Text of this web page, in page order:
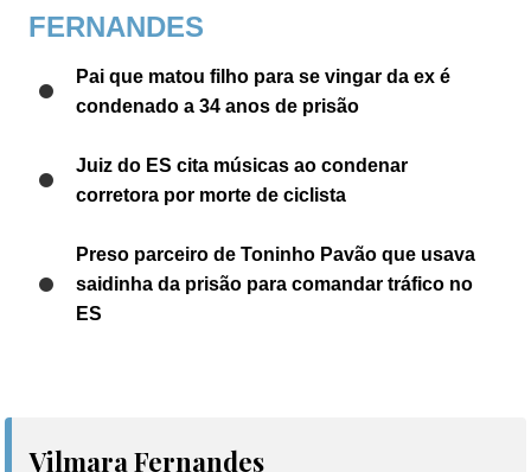
FERNANDES
Pai que matou filho para se vingar da ex é
condenado a 34 anos de prisão
Juiz do ES cita músicas ao condenar
corretora por morte de ciclista
Preso parceiro de Toninho Pavão que usava
saidinha da prisão para comandar tráfico no
ES
Vilmara Fernandes